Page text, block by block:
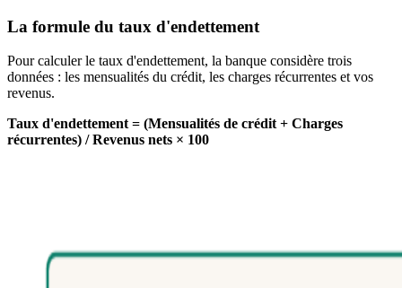
La formule du taux d'endettement
Pour calculer le taux d'endettement, la banque considère trois
données : les mensualités du crédit, les charges récurrentes et vos
revenus.
Taux d'endettement = (Mensualités de crédit + Charges
récurrentes) / Revenus nets × 100